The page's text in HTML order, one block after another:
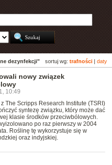
sortuj wg: trafności daty
dezynfekcji"
nowy związek
10:49
The Scripps Research Institute (TSRI)
syntezę związku, który może dać
klasie środków przeciwbólowych.
po raz pierwszy w 2004
Roślinę tę wykorzystuje się w
oraz indyjskiej.